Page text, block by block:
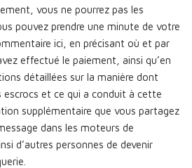
vous ne pourrez pas les
pouvez prendre une minute de votre
ici, en précisant où et par
effectué le paiement, ainsi qu’en
détaillées sur la manière dont
escrocs et ce qui a conduit à cette
supplémentaire que vous partagez
dans les moteurs de
d’autres personnes de devenir